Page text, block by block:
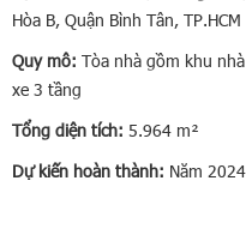
Hòa B, Quận Bình Tân, TP.HCM
Quy mô: Tòa nhà gồm khu
xe 3 tầng
Tổng diện tích: 5.964 m²
Dự kiến hoàn thành: Năm 2024